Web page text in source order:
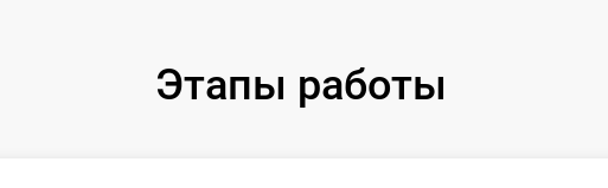
Этапы работы